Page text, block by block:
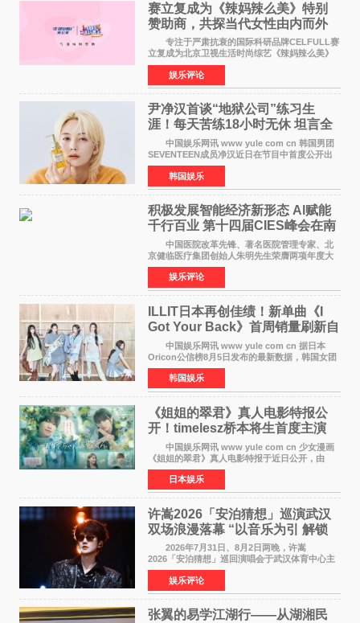
赛立复成为《辣妈辣么美》特别
赞助商，共探当代女性由内而外
活力美
专注于严肃抗衰的国际科研品牌CELFULL赛
立复成为北京卫视生活时尚综艺《辣妈辣么美》
的特别赞助商,明星辣妈袁咏仪倾情参与，向广大
都市女性传递健康生活新主张，寄语当代女性在
家庭与自我之间
娱乐评论
尹净汉首谈“地狱公司”练习生
涯！每天苦练18小时无休 坦言全
靠成员撑过来
中国娱乐网讯 www yule com cn 韩国男团
SEVENTEEN成员净汉近日在节目中首度公开出
道前的残酷练习生经历，并提及经纪公司Pledis
娱乐，引发广泛关注。 在8月2日播出的日本
TBS综艺节目《周
韩国娱乐
积极发展智能经济新形态 Al赋能
千行百业 第十四届CIES峰会在南
京盛大召开
中国医院改革先锋、著名医院管理专家、北
京健临医疗集团创始人朱明先生荣膺两项年度大
奖 2026年7月31日，盛夏金陵，长江之畔，
以重落地·真务实·强链接为主题的2026&lsquo;人
工智能+&rsquo
娱乐评论
ILLIT日本再创佳绩！新单曲《I
Got Your Back》首周销量刷新自
身纪录
中国娱乐网讯 www yule com cn 据日本
Oricon公信榜8月5日发布的最新数据，韩国女团
ILLIT在日本发行的第二张单曲《I Got Your
Back》首周销量达到71,009张，成功跻身最新一
期周单曲排行
韩国娱乐
《姐姐的翠君》真人电影特报公
开！timelesz桥本将生首度主演
12月4日上映
中国娱乐网讯 www yule com cn 少女漫画
《姐姐的翠君》真人电影特报于近日公开，由
timelesz成员桥本将生担任主演，这也是他首次
担任电影主演，引发高度关注。 女高中生咲
苗翠（中岛瑠菜
日本娱乐
许嵩2026「安泊猜想」巡演武汉
双场浪漫落幕 “以音乐为引 解锁
江城记忆”
2026年7月31日、8月2日两晚，许嵩
2026「安泊猜想」巡回演唱会于武汉体育中心主
体育场盛大开唱。许嵩与数万歌迷在此相聚，从
浪漫惬意的舞台设计到充满诚意与惊喜的现场互
动，共同开启了一场关于
娱乐评论
张翼的易学江湖行——从湖湘民